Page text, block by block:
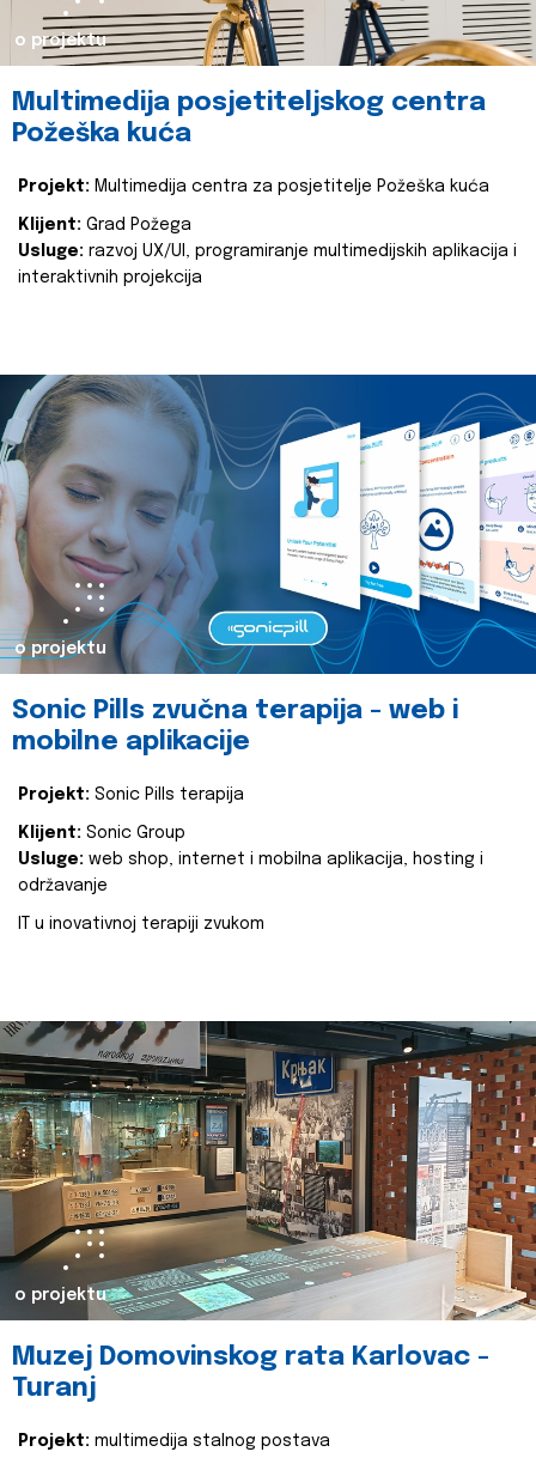
o projektu
Multimedija posjetiteljskog centra
Požeška kuća
Projekt: Multimedija centra za posjetitelje Požeška kuća
Klijent: Grad Požega
Usluge: razvoj UX/UI, programiranje multimedijskih aplikacija i
interaktivnih projekcija
o projektu
Sonic Pills zvučna terapija - web i
mobilne aplikacije
Projekt: Sonic Pills terapija
Klijent: Sonic Group
Usluge: web shop, internet i mobilna aplikacija, hosting i
održavanje
IT u inovativnoj terapiji zvukom
o projektu
Muzej Domovinskog rata Karlovac -
Turanj
Projekt: multimedija stalnog postava